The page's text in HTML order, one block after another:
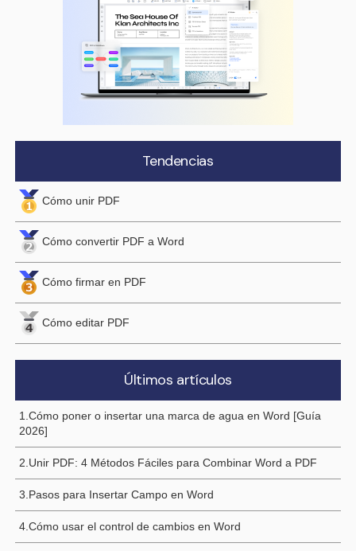
Tendencias
Cómo unir PDF
Cómo convertir PDF a Word
Cómo firmar en PDF
Cómo editar PDF
Últimos artículos
1.Cómo poner o insertar una marca de agua en Word [Guía
2026]
2.Unir PDF: 4 Métodos Fáciles para Combinar Word a PDF
3.Pasos para Insertar Campo en Word
4.Cómo usar el control de cambios en Word